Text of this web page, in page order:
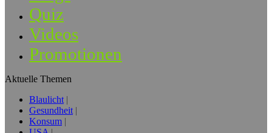
Quiz
Videos
Promotionen
Aktuelle Themen
Blaulicht
Gesundheit
Konsum